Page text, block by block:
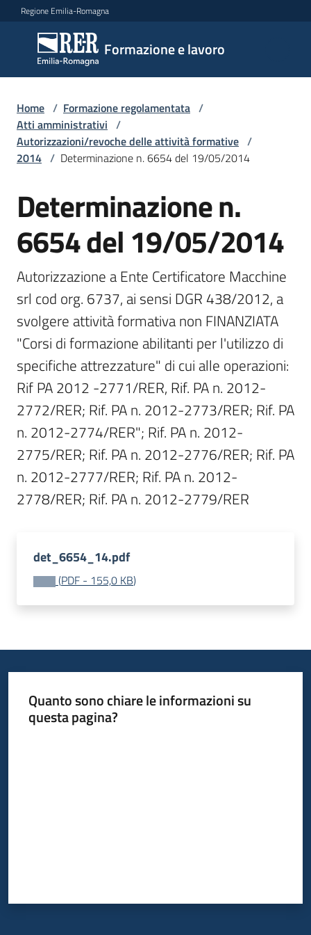
Vai al contenuto
Vai alla navigazione
Vai al footer
Regione Emilia-Romagna
Formazione e lavoro
Formazione
e lavoro
Argomenti
Servizi
Leggi
Atti
Bandi
Piani
Programmi
Progetti
Fondo
Plus
Seguici
Home / Formazione regolamentata /
Atti amministrativi /
Autorizzazioni/revoche delle attività formative /
2014 / Determinazione n. 6654 del 19/05/2014
Determinazione n.
6654 del 19/05/2014
Autorizzazione a Ente Certificatore Macchine
srl cod org. 6737, ai sensi DGR 438/2012, a
svolgere attività formativa non FINANZIATA
"Corsi di formazione abilitanti per l'utilizzo di
specifiche attrezzature" di cui alle operazioni:
Rif PA 2012 -2771/RER, Rif. PA n. 2012-
2772/RER; Rif. PA n. 2012-2773/RER; Rif. PA
n. 2012-2774/RER"; Rif. PA n. 2012-
2775/RER; Rif. PA n. 2012-2776/RER; Rif. PA
n. 2012-2777/RER; Rif. PA n. 2012-
2778/RER; Rif. PA n. 2012-2779/RER
det_6654_14.pdf
(PDF - 155,0 KB)
Quanto sono chiare le informazioni su
questa pagina?